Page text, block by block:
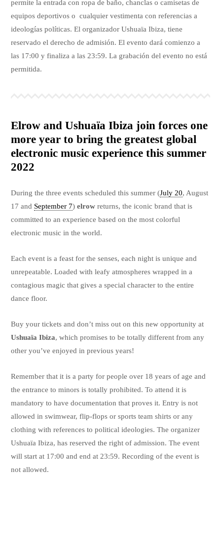
permite la entrada con ropa de baño, chanclas o camisetas de
equipos deportivos o cualquier vestimenta con referencias a
ideologías políticas. El organizador Ushuaïa Ibiza, tiene
reservado el derecho de admisión. El evento dará comienzo a
las 17:00 y finaliza a las 23:59. La grabación del evento no está
permitida.
Elrow and Ushuaïa Ibiza join forces one
more year to bring the greatest global
electronic music experience this summer
2022
During the three events scheduled this summer (July 20, August
17 and September 7)elrow returns, the iconic brand that is
committed to an experience based on the most colorful
electronic music in the world.
Each event is a feast for the senses, each night is unique and
unrepeatable. Loaded with leafy atmospheres wrapped in a
contagious magic that gives a special character to the entire
dance floor.
Buy your tickets and don’t miss out on this new opportunity at
Ushuaïa Ibiza, which promises to be totally different from any
other you’ve enjoyed in previous years!
Remember that it is a party for people over 18 years of age and
the entrance to minors is totally prohibited. To attend it is
mandatory to have documentation that proves it. Entry is not
allowed in swimwear, flip-flops or sports team shirts or any
clothing with references to political ideologies. The organizer
Ushuaïa Ibiza, has reserved the right of admission. The event
will start at 17:00 and end at 23:59. Recording of the event is
not allowed.